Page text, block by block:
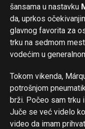
šansama u nastavku
da, uprkos
glavnog favorita za
trku na sedmom
vodećim u
Tokom vikenda,
potrošnjom
brži. Počeo sam trku
Juče se već videlo
video da imam